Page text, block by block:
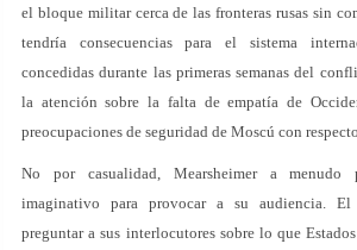
el bloque militar cerca de las fronteras rusas sin
tendría consecuencias para el sistema
concedidas durante las primeras semanas del
la atención sobre la falta de empatía de
preocupaciones de seguridad de Moscú con
No por casualidad, Mearsheimer a menudo
imaginativo para provocar a su audiencia.
preguntar a sus interlocutores sobre lo que